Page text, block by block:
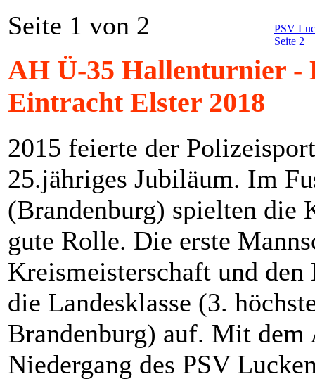
PSV
Seite 2
Seite 1 von 2
AH Ü-35 Hallenturnier -
Eintracht Elster 2018
2015 feierte der
25.jähriges Jubiläum. Im
(Brandenburg) spielten die
gute Rolle. Die erste
Kreismeisterschaft und
die Landesklasse (3.
Brandenburg) auf. Mit dem
Niedergang des PSV